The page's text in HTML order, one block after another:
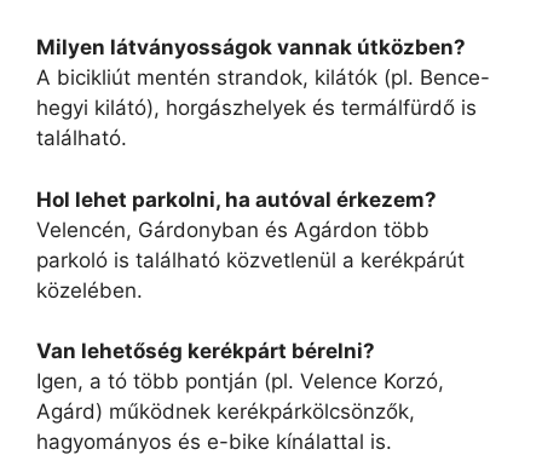
Milyen látványosságok vannak útközben?
A bicikliút mentén strandok, kilátók (pl. Bence-
hegyi kilátó), horgászhelyek és termálfürdő is
található.
Hol lehet parkolni, ha autóval érkezem?
Velencén, Gárdonyban és Agárdon több
parkoló is található közvetlenül a kerékpárút
közelében.
Van lehetőség kerékpárt bérelni?
Igen, a tó több pontján (pl. Velence Korzó,
Agárd) működnek kerékpárkölcsönzők,
hagyományos és e-bike kínálattal is.